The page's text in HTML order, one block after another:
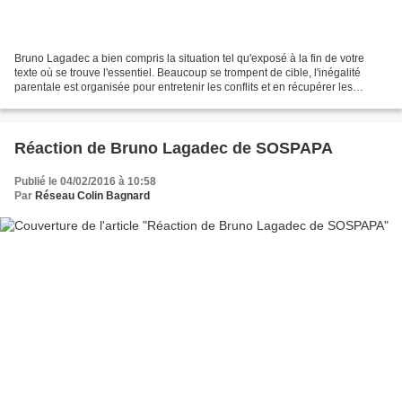
Bruno Lagadec a bien compris la situation tel qu'exposé à la fin de votre
texte où se trouve l'essentiel. Beaucoup se trompent de cible, l'inégalité
parentale est organisée pour entretenir les conflits et en récupérer les
Réaction de Bruno Lagadec de SOSPAPA
Publié le 04/02/2016 à 10:58
Par Réseau Colin Bagnard